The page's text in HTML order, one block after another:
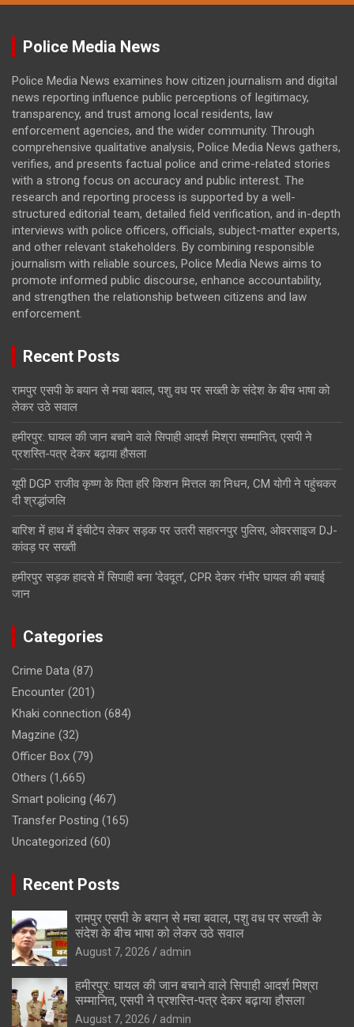
Police Media News
Police Media News examines how citizen journalism and digital
news reporting influence public perceptions of legitimacy,
transparency, and trust among local residents, law
enforcement agencies, and the wider community. Through
comprehensive qualitative analysis, Police Media News gathers,
verifies, and presents factual police and crime-related stories
with a strong focus on accuracy and public interest. The
research and reporting process is supported by a well-
structured editorial team, detailed field verification, and in-depth
interviews with police officers, officials, subject-matter experts,
and other relevant stakeholders. By combining responsible
journalism with reliable sources, Police Media News aims to
promote informed public discourse, enhance accountability,
and strengthen the relationship between citizens and law
enforcement.
Recent Posts
रामपुर एसपी के बयान से मचा बवाल, पशु वध पर सख्ती के संदेश के बीच भाषा को
लेकर उठे सवाल
हमीरपुर: घायल की जान बचाने वाले सिपाही आदर्श मिश्रा सम्मानित, एसपी ने
प्रशस्ति-पत्र देकर बढ़ाया हौसला
यूपी DGP राजीव कृष्ण के पिता हरि किशन मित्तल का निधन, CM योगी ने पहुंचकर
दी श्रद्धांजलि
बारिश में हाथ में इंचीटेप लेकर सड़क पर उतरी सहारनपुर पुलिस, ओवरसाइज DJ-
कांवड़ पर सख्ती
हमीरपुर सड़क हादसे में सिपाही बना ‘देवदूत’, CPR देकर गंभीर घायल की बचाई
जान
Categories
Crime Data (87)
Encounter (201)
Khaki connection (684)
Magzine (32)
Officer Box (79)
Others (1,665)
Smart policing (467)
Transfer Posting (165)
Uncategorized (60)
Recent Posts
रामपुर एसपी के बयान से मचा बवाल, पशु वध पर सख्ती के
संदेश के बीच भाषा को लेकर उठे सवाल
August 7, 2026 admin
हमीरपुर: घायल की जान बचाने वाले सिपाही आदर्श मिश्रा
सम्मानित, एसपी ने प्रशस्ति-पत्र देकर बढ़ाया हौसला
August 7, 2026 admin